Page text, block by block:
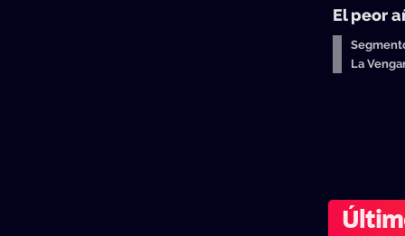
El peor
La